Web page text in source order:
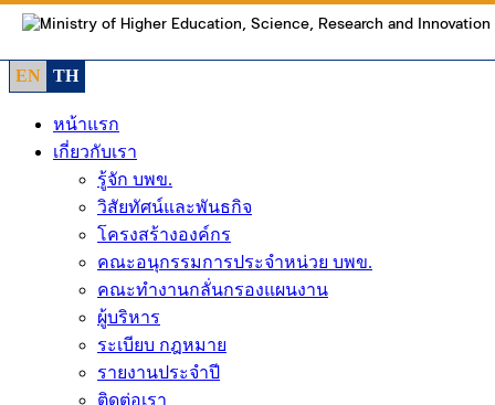
Skip
content
EN
TH
หน้าแรก
เกี่ยวกับเรา
รู้จัก บพข.
วิสัยทัศน์และพันธกิจ
โครงสร้างองค์กร
คณะอนุกรรมการประจำหน่วย บพข.
คณะทำงานกลั่นกรองแผนงาน
ผู้บริหาร
ระเบียบ กฎหมาย
รายงานประจำปี
ติดต่อเรา